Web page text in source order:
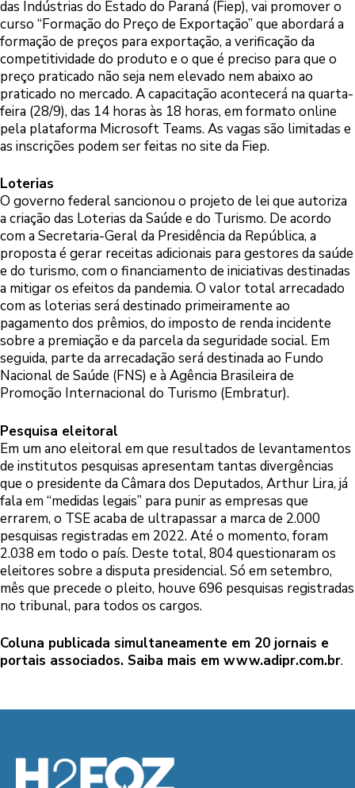
das Indústrias do Estado do Paraná (Fiep), vai promover o
curso “Formação do Preço de Exportação” que abordará a
formação de preços para exportação, a verificação da
competitividade do produto e o que é preciso para que o
preço praticado não seja nem elevado nem abaixo ao
praticado no mercado. A capacitação acontecerá na quarta-
feira (28/9), das 14 horas às 18 horas, em formato online
pela plataforma Microsoft Teams. As vagas são limitadas e
as inscrições podem ser feitas no site da Fiep.
Loterias
O governo federal sancionou o projeto de lei que autoriza
a criação das Loterias da Saúde e do Turismo. De acordo
com a Secretaria-Geral da Presidência da República, a
proposta é gerar receitas adicionais para gestores da saúde
e do turismo, com o financiamento de iniciativas destinadas
a mitigar os efeitos da pandemia. O valor total arrecadado
com as loterias será destinado primeiramente ao
pagamento dos prêmios, do imposto de renda incidente
sobre a premiação e da parcela da seguridade social. Em
seguida, parte da arrecadação será destinada ao Fundo
Nacional de Saúde (FNS) e à Agência Brasileira de
Promoção Internacional do Turismo (Embratur).
Pesquisa eleitoral
Em um ano eleitoral em que resultados de levantamentos
de institutos pesquisas apresentam tantas divergências
que o presidente da Câmara dos Deputados, Arthur Lira, já
fala em “medidas legais” para punir as empresas que
errarem, o TSE acaba de ultrapassar a marca de 2.000
pesquisas registradas em 2022. Até o momento, foram
2.038 em todo o país. Deste total, 804 questionaram os
eleitores sobre a disputa presidencial. Só em setembro,
mês que precede o pleito, houve 696 pesquisas registradas
no tribunal, para todos os cargos.
Coluna publicada simultaneamente em 20 jornais e
portais associados. Saiba mais em www.adipr.com.br.